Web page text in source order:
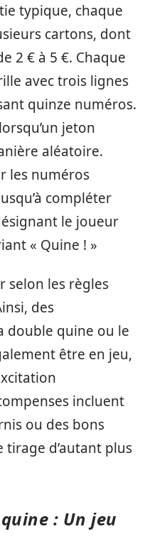
typique, chaque
cartons, dont
2 € à 5 €. Chaque
avec trois lignes
quinze numéros.
jeton
aléatoire.
les numéros
compléter
le joueur
« Quine ! »
selon les règles
des
double quine ou le
être en jeu,
incluent
ou des bons
tirage d’autant plus
: Un jeu